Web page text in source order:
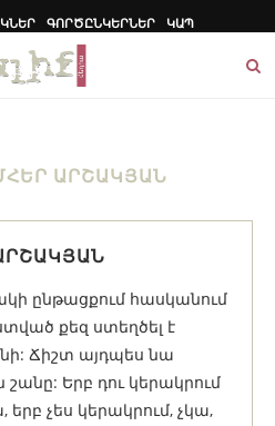
ԳՈՐԾԸՆԿԵՐՆԵՐ ԿԱՊ
ԱՐՇԱԿՅԱՆ
ընթացքում հասկանում
քեզ ստեղծել է
Ճիշտ այդպես նա
շանը: Երբ դու կերակրում
չես կերակրում, չկա,